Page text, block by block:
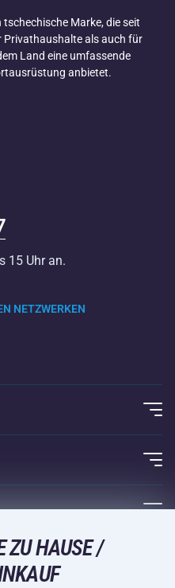
tschechische Marke, die seit
Privathaushalte als auch für
Land eine umfassende
anbietet.
NETZWERKEN
15 Uhr an.
ZU HAUSE /